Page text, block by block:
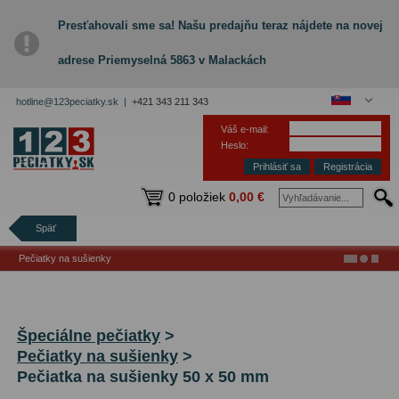
Presťahovali sme sa! Našu predajňu teraz nájdete na novej
adrese Priemyselná 5863 v Malackách
hotline@123peciatky.sk | +421 343 211 343
Váš e-mail:
Heslo:
Registrácia
0 položiek 0,00 €
Späť
Pečiatky na sušienky
Špeciálne pečiatky >
Pečiatky na sušienky >
Pečiatka na sušienky 50 x 50 mm